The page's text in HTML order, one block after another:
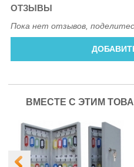
ОТЗЫВЫ
Пока нет отзывов,
ВМЕСТЕ С ЭТИМ